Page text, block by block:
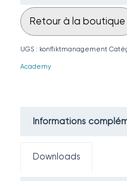
Retour à la boutique
UGS : konfliktmanagement
Academy
Informations
Downloads